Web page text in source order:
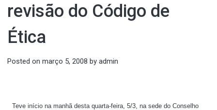
revisão do Código de
Ética
Posted on março 5, 2008 by admin
Teve início na manhã desta quarta-feira, 5/3, na sede do Conselho